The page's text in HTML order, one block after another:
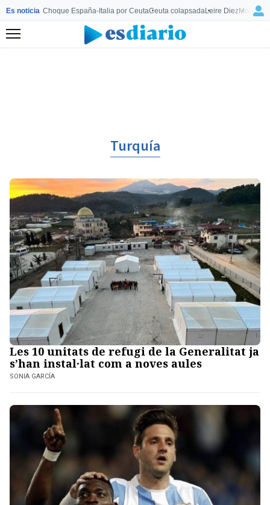
Es noticia Choque España-Italia por CeutaCeuta colapsadaLeire Diez
Menú
Turquía
Les 10 unitats de refugi de la Generalitat ja
s’han instal·lat com a noves aules
SONIA GARCÍA